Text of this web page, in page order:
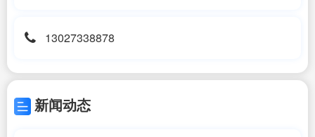
13027338878
新闻动态